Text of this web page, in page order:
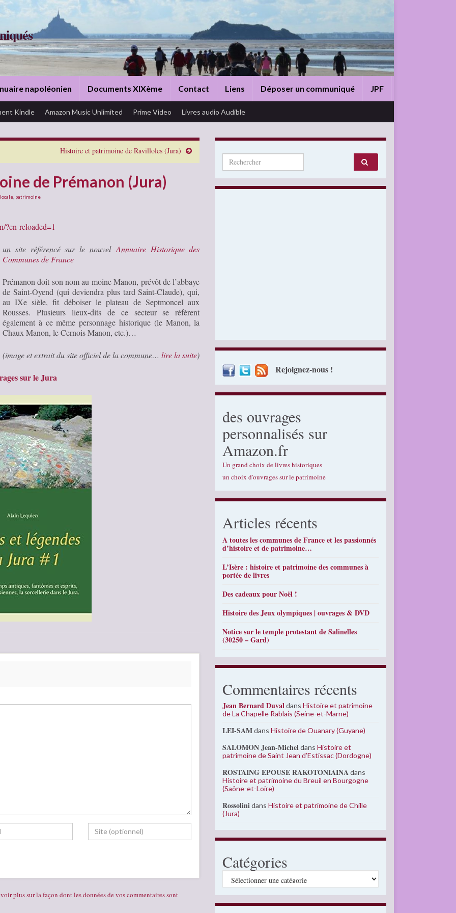
napoléonien Documents XIXème Contact Liens Déposer un communiqué JPF
Kindle Amazon Music Unlimited Prime Video Livres audio Audible
Histoire et patrimoine de Ravilloles (Jura)
de Prémanon (Jura)
patrimoine
?cn-reloaded=1
un site référencé sur le nouvel Annuaire Historique des
Communes de France
Prémanon doit son nom au moine Manon, prévôt de l’abbaye
de Saint-Oyend (qui deviendra plus tard Saint-Claude), qui,
au IXe sièle, fit déboiser le plateau de Septmoncel aux
Rousses. Plusieurs lieux-dits de ce secteur se réfèrent
également à ce même personnage historique (le Manon, la
Chaux Manon, le Cernois Manon, etc.)…
(image et extrait du site officiel de la commune… lire la suite)
sur le Jura
plus sur la façon dont les données de vos commentaires sont
Search for:
Rejoignez-nous !
des ouvrages
personnalisés sur
Amazon.fr
Un grand choix de livres historiques
un choix d'ouvrages sur le patrimoine
Articles récents
A toutes les communes de France et les passionnés
d’histoire et de patrimoine…
L’Isère : histoire et patrimoine des communes à
portée de livres
Des cadeaux pour Noël !
Histoire des Jeux olympiques | ouvrages & DVD
Notice sur le temple protestant de Salinelles
(30250 – Gard)
Commentaires récents
Jean Bernard DuvaldansHistoire et patrimoine
de La Chapelle Rablais (Seine-et-Marne)
LEI-SAMdansHistoire de Ouanary (Guyane)
SALOMON Jean-MicheldansHistoire et
patrimoine de Saint Jean d’Estissac (Dordogne)
ROSTAING EPOUSE RAKOTONIAINAdans
Histoire et patrimoine du Breuil en Bourgogne
(Saône-et-Loire)
RossolinidansHistoire et patrimoine de Chille
(Jura)
Catégories
Catégories